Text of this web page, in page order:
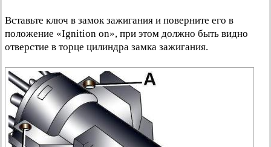
Вставьте ключ в замок зажигания и поверните его в
положение «Ignition on», при этом должно быть видно
отверстие в торце цилиндра замка зажигания.